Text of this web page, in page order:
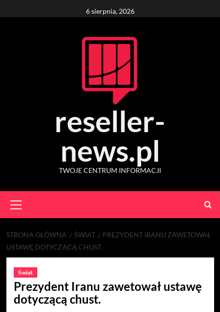
to
6 sierpnia, 2026
reseller-
news.pl
TWOJE CENTRUM INFORMACJI
Menu
STRONA GŁÓWNA ŚWIAT
PREZYDENT IRANU ZAWETOWAŁ
USTAWĘ DOTYCZĄCĄ CHUST.
Świat
Prezydent Iranu zawetował ustawę
dotyczącą chust.